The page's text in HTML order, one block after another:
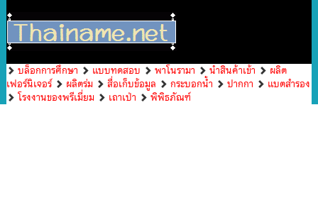
บล็อกการศึกษา แบบทดสอบ พาโนรามา นำสินค้าเข้า
ผลิต
เฟอร์นิเจอร์
ผลิตร่ม สื่อเก็บข้อมูล กระบอกน้ำ ปากกา
แบตสำรอง
โรงงานของพรีเมี่ยม
เถาเป่า พิพิธภัณฑ์